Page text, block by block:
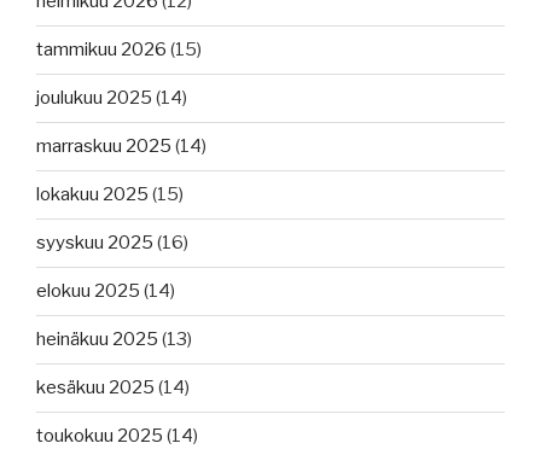
tammikuu 2026 (15)
joulukuu 2025 (14)
marraskuu 2025 (14)
lokakuu 2025 (15)
syyskuu 2025 (16)
elokuu 2025 (14)
heinäkuu 2025 (13)
kesäkuu 2025 (14)
toukokuu 2025 (14)